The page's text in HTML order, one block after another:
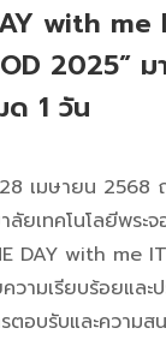
with me
2025” ม
ด 1 วัน
ษายน 2568 ณ
ยเทคโนโลยีพระจ
DAY with me
ามเรียบร้อยและ
อบรับและความสน